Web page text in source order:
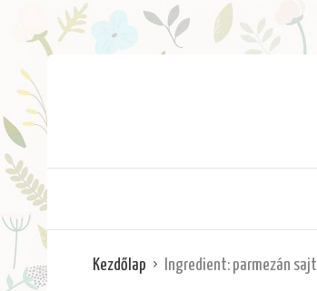
Kezdőlap Ingredient: parmezán sajt